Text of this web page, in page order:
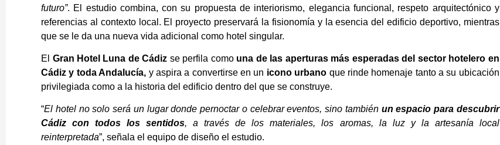
futuro”. El estudio combina, con su propuesta de interiorismo, elegancia funcional, respeto arquitectónico y
referencias al contexto local. El proyecto preservará la fisionomía y la esencia del edificio deportivo, mientras
que se le da una nueva vida adicional como hotel singular.
El Gran Hotel Luna de Cádiz se perfila como una de las aperturas más esperadas del sector hotelero en
Cádiz y toda Andalucía, y aspira a convertirse en un icono urbano que rinde homenaje tanto a su ubicación
privilegiada como a la historia del edificio dentro del que se construye.
“El hotel no solo será un lugar donde pernoctar o celebrar eventos, sino también un espacio para descubrir
Cádiz con todos los sentidos, a través de los materiales, los aromas, la luz y la artesanía local
reinterpretada”, señala el equipo de diseño el estudio.